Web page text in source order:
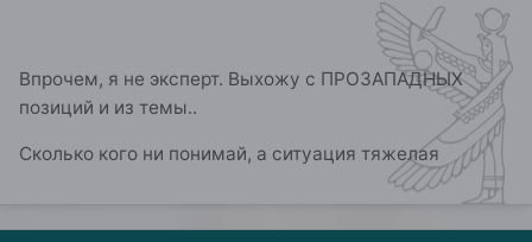
Впрочем, я не эксперт. Выхожу с ПРОЗАПАДНЫХ
позиций и из темы..
Сколько кого ни понимай, а ситуация тяжелая